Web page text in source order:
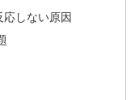
応しない原因